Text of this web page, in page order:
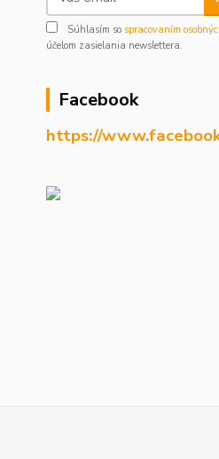
Súhlasím so spracovaním
účelom zasielania newslettera.
Facebook
https://